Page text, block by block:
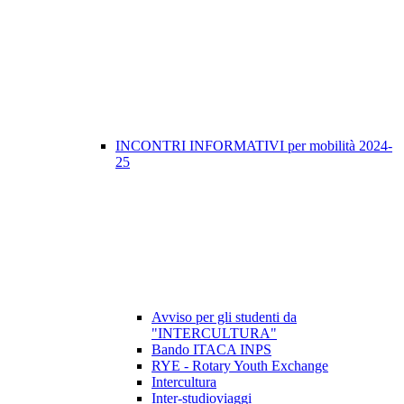
INCONTRI INFORMATIVI per mobilità 2024-
25
Avviso per gli studenti da
"INTERCULTURA"
Bando ITACA INPS
RYE - Rotary Youth Exchange
Intercultura
Inter-studioviaggi